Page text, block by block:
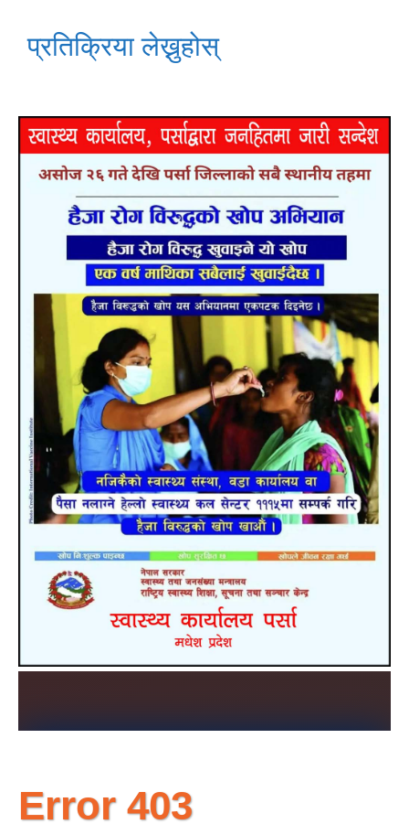
प्रतिक्रिया लेख्नुहोस्